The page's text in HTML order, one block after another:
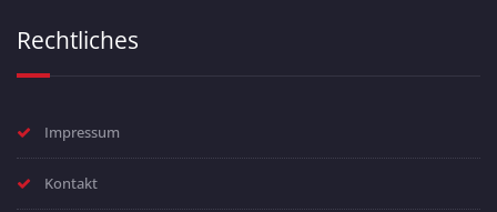
Rechtliches
Impressum
Kontakt